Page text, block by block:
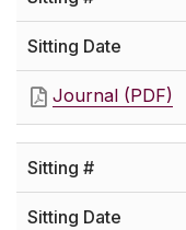
Journal (PDF)